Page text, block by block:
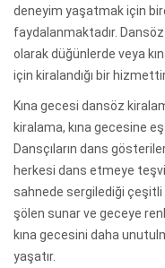
deneyim yaşatmak için
faydalanmaktadır.
olarak düğünlerde veya
için kiralandığı bir
Kına gecesi dansöz
kiralama, kına gecesine
Dansçıların dans
herkesi dans etmeye
sahnede sergilediği
şölen sunar ve geceye
kına gecesini daha
yaşatır.